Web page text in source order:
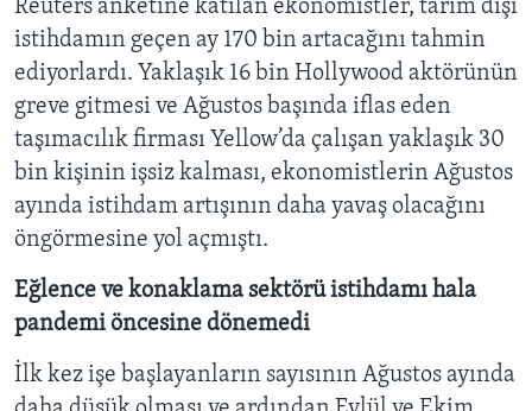
Reuters anketine katılan ekonomistler, tarım dışı
istihdamın geçen ay 170 bin artacağını tahmin
ediyorlardı. Yaklaşık 16 bin Hollywood aktörünün
greve gitmesi ve Ağustos başında iflas eden
taşımacılık firması Yellow’da çalışan yaklaşık 30
bin kişinin işsiz kalması, ekonomistlerin Ağustos
ayında istihdam artışının daha yavaş olacağını
öngörmesine yol açmıştı.
Eğlence ve konaklama sektörü istihdamı hala
pandemi öncesine dönemedi
İlk kez işe başlayanların sayısının Ağustos ayında